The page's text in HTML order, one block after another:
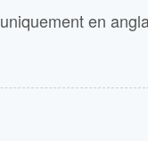
en